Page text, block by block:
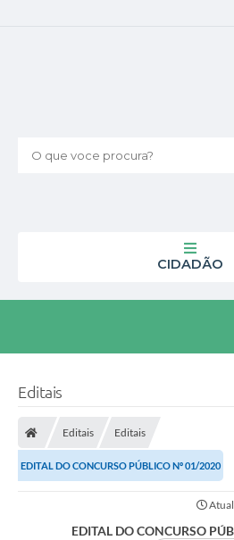
O que voce procura?
CIDADÃO
Editais
Editais Editais
EDITAL DO CONCURSO PÚBLICO Nº 01/2020
EDITAL DO CONCURSO